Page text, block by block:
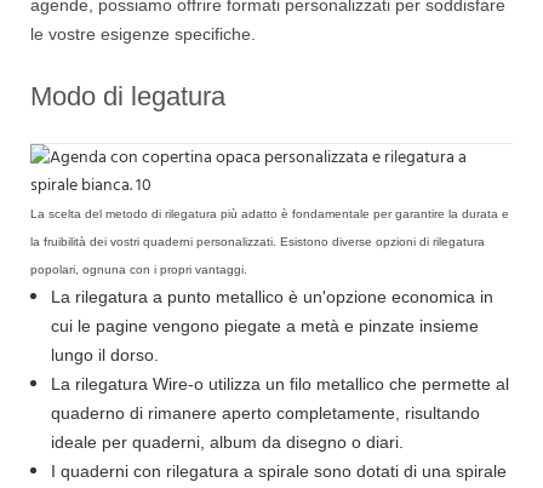
agende, possiamo offrire formati personalizzati per soddisfare
le vostre esigenze specifiche.
Modo di legatura
La scelta del metodo di rilegatura più adatto è fondamentale per garantire la durata e
la fruibilità dei vostri quaderni personalizzati. Esistono diverse opzioni di rilegatura
popolari, ognuna con i propri vantaggi.
La rilegatura a punto metallico è un'opzione economica in
cui le pagine vengono piegate a metà e pinzate insieme
lungo il dorso.
La rilegatura Wire-o utilizza un filo metallico che permette al
quaderno di rimanere aperto completamente, risultando
ideale per quaderni, album da disegno o diari.
I quaderni con rilegatura a spirale sono dotati di una spirale